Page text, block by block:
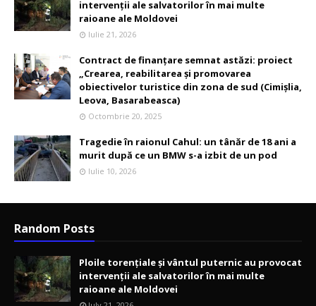
intervenții ale salvatorilor în mai multe
raioane ale Moldovei
Iulie 21, 2026
Contract de finanțare semnat astăzi: proiect
„Crearea, reabilitarea și promovarea
obiectivelor turistice din zona de sud (Cimișlia,
Leova, Basarabeasca)
Octombrie 20, 2025
Tragedie în raionul Cahul: un tânăr de 18 ani a
murit după ce un BMW s-a izbit de un pod
Iulie 10, 2026
Random Posts
Ploile torențiale și vântul puternic au provocat
intervenții ale salvatorilor în mai multe
raioane ale Moldovei